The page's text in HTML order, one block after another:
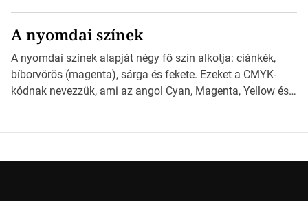
*Hirdetés Ebben a cikkben a papírméretek izgalmas
világába kalauzolunk el téged, hogy jobban megértsd,
milyen szempontok alapján érdemes választanod a
jövőben. Bevezetés a papírméretek világába A […]
A nyomdai színek
A nyomdai színek alapját négy fő szín alkotja: ciánkék,
bíborvörös (magenta), sárga és fekete. Ezeket a CMYK-
kódnak nevezzük, ami az angol Cyan, Magenta, Yellow és